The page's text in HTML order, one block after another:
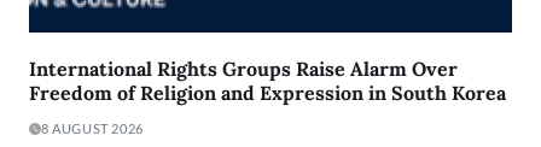
International Rights Groups Raise Alarm Over
Freedom of Religion and Expression in South Korea
8 AUGUST 2026